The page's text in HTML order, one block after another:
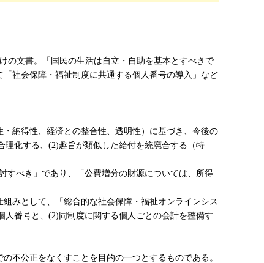
の文書。「国民の生活は自立・自助を基本とすべきで
社会保障・福祉制度に共通する個人番号の導入」など
納得性、経済との整合性、透明性）に基づき、今後の
化する、(2)趣旨が類似した給付を統廃合する（特
べき」であり、「公費増分の財源については、所得
みとして、「総合的な社会保障・福祉オンラインシス
番号と、(2)同制度に関する個人ごとの会計を整備す
不公正をなくすことを目的の一つとするものである。